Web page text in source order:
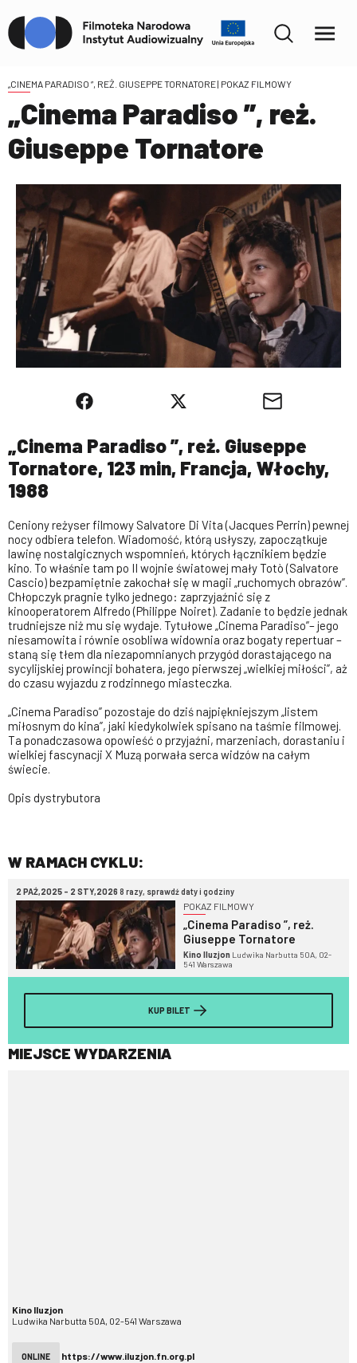
„CINEMA PARADISO ”, REŻ. GIUSEPPE TORNATORE| POKAZ FILMOWY
„Cinema Paradiso ”, reż.
Giuseppe Tornatore
„Cinema Paradiso ”, reż. Giuseppe
Tornatore, 123 min, Francja, Włochy,
1988
Ceniony reżyser filmowy Salvatore Di Vita (Jacques Perrin) pewnej
nocy odbiera telefon. Wiadomość, którą usłyszy, zapoczątkuje
lawinę nostalgicznych wspomnień, których łącznikiem będzie
kino. To właśnie tam po II wojnie światowej mały Totò (Salvatore
Cascio) bezpamiętnie zakochał się w magii „ruchomych obrazów”.
Chłopczyk pragnie tylko jednego: zaprzyjaźnić się z
kinooperatorem Alfredo (Philippe Noiret). Zadanie to będzie jednak
trudniejsze niż mu się wydaje. Tytułowe „Cinema Paradiso”– jego
niesamowita i równie osobliwa widownia oraz bogaty repertuar –
staną się tłem dla niezapomnianych przygód dorastającego na
sycylijskiej prowincji bohatera, jego pierwszej „wielkiej miłości”, aż
do czasu wyjazdu z rodzinnego miasteczka.
„Cinema Paradiso” pozostaje do dziś najpiękniejszym „listem
miłosnym do kina”, jaki kiedykolwiek spisano na taśmie filmowej.
Ta ponadczasowa opowieść o przyjaźni, marzeniach, dorastaniu i
wielkiej fascynacji X Muzą porwała serca widzów na całym
świecie.
Opis dystrybutora
W RAMACH CYKLU:
2 PAŹ,2025 - 2 STY,2026 8 razy, sprawdź daty i godziny
POKAZ FILMOWY
„Cinema Paradiso ”, reż.
Giuseppe Tornatore
Kino Iluzjon Ludwika Narbutta 50A, 02-
541 Warszawa
KUP BILET
MIEJSCE WYDARZENIA
Kino Iluzjon
Ludwika Narbutta 50A, 02-541 Warszawa
ONLINE https://www.iluzjon.fn.org.pl